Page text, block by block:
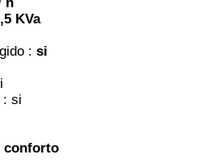
h
KVa
: si
: si
conforto